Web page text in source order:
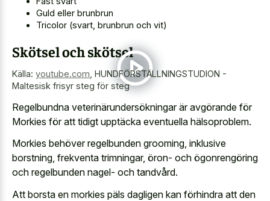
Guld eller brunbrun
Tricolor (svart, brunbrun och vit)
Skötsel och skötsel
Källa: youtube.com, HUNDFÖRSTÄLLNINGSTUDION -
Maltesisk frisyr steg för steg
Regelbundna veterinärundersökningar är avgörande för
Morkies för att tidigt upptäcka eventuella hälsoproblem.
Morkies behöver regelbunden grooming, inklusive
borstning, frekventa trimningar, öron- och ögonrengöring
och regelbunden nagel- och tandvård.
Att borsta en morkies päls dagligen kan förhindra att den